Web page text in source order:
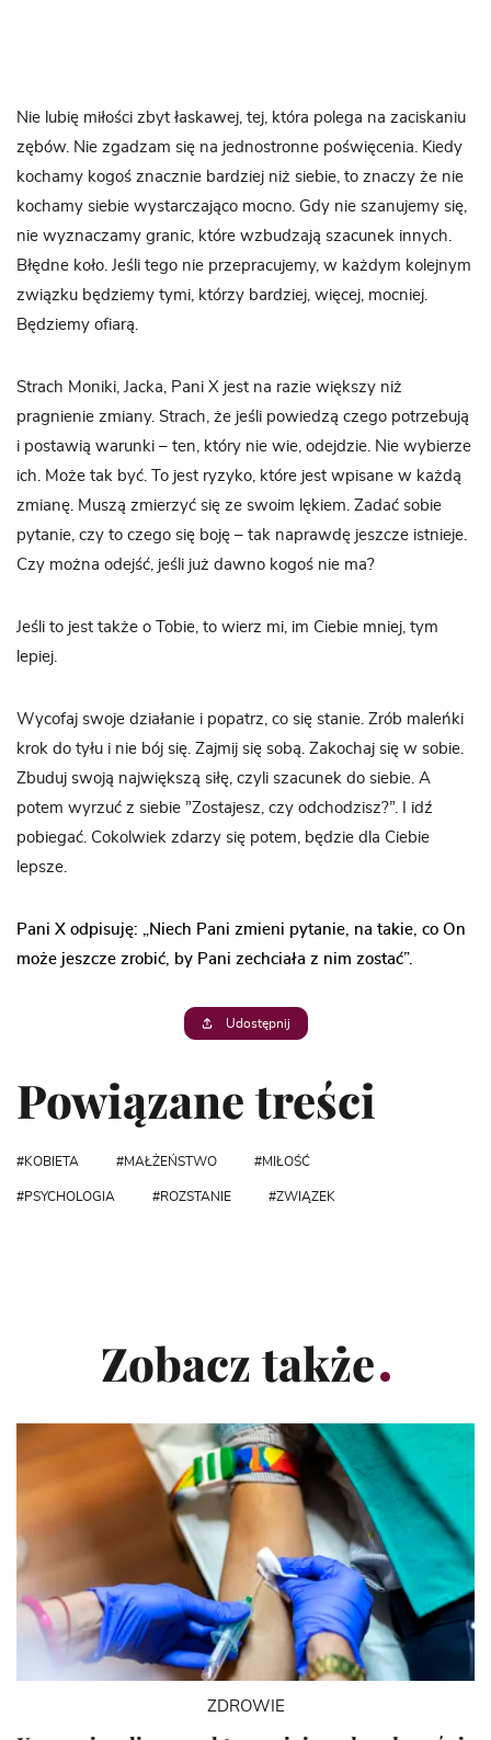
Nie lubię miłości zbyt łaskawej, tej, która polega na zaciskaniu
zębów. Nie zgadzam się na jednostronne poświęcenia. Kiedy
kochamy kogoś znacznie bardziej niż siebie, to znaczy że nie
kochamy siebie wystarczająco mocno. Gdy nie szanujemy się,
nie wyznaczamy granic, które wzbudzają szacunek innych.
Błędne koło. Jeśli tego nie przepracujemy, w każdym kolejnym
związku będziemy tymi, którzy bardziej, więcej, mocniej.
Będziemy ofiarą.
Strach Moniki, Jacka, Pani X jest na razie większy niż
pragnienie zmiany. Strach, że jeśli powiedzą czego potrzebują
i postawią warunki – ten, który nie wie, odejdzie. Nie wybierze
ich. Może tak być. To jest ryzyko, które jest wpisane w każdą
zmianę. Muszą zmierzyć się ze swoim lękiem. Zadać sobie
pytanie, czy to czego się boję – tak naprawdę jeszcze istnieje.
Czy można odejść, jeśli już dawno kogoś nie ma?
Jeśli to jest także o Tobie, to wierz mi, im Ciebie mniej, tym
lepiej.
Wycofaj swoje działanie i popatrz, co się stanie. Zrób maleńki
krok do tyłu i nie bój się. Zajmij się sobą. Zakochaj się w sobie.
Zbuduj swoją największą siłę, czyli szacunek do siebie. A
potem wyrzuć z siebie ”Zostajesz, czy odchodzisz?”. I idź
pobiegać. Cokolwiek zdarzy się potem, będzie dla Ciebie
lepsze.
Pani X odpisuję: „Niech Pani zmieni pytanie, na takie, co On
może jeszcze zrobić, by Pani zechciała z nim zostać”.
Udostępnij
Powiązane treści
KOBIETA MAŁŻEŃSTWO MIŁOŚĆ
PSYCHOLOGIA ROZSTANIE ZWIĄZEK
Zobacz także
ZDROWIE